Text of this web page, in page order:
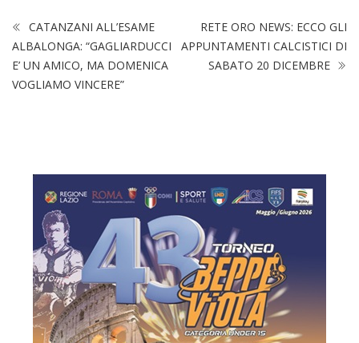
CATANZANI ALL’ESAME
ALBALONGA: “GAGLIARDUCCI
E’ UN AMICO, MA DOMENICA
VOGLIAMO VINCERE”
RETE ORO NEWS: ECCO GLI
APPUNTAMENTI CALCISTICI DI
SABATO 20 DICEMBRE